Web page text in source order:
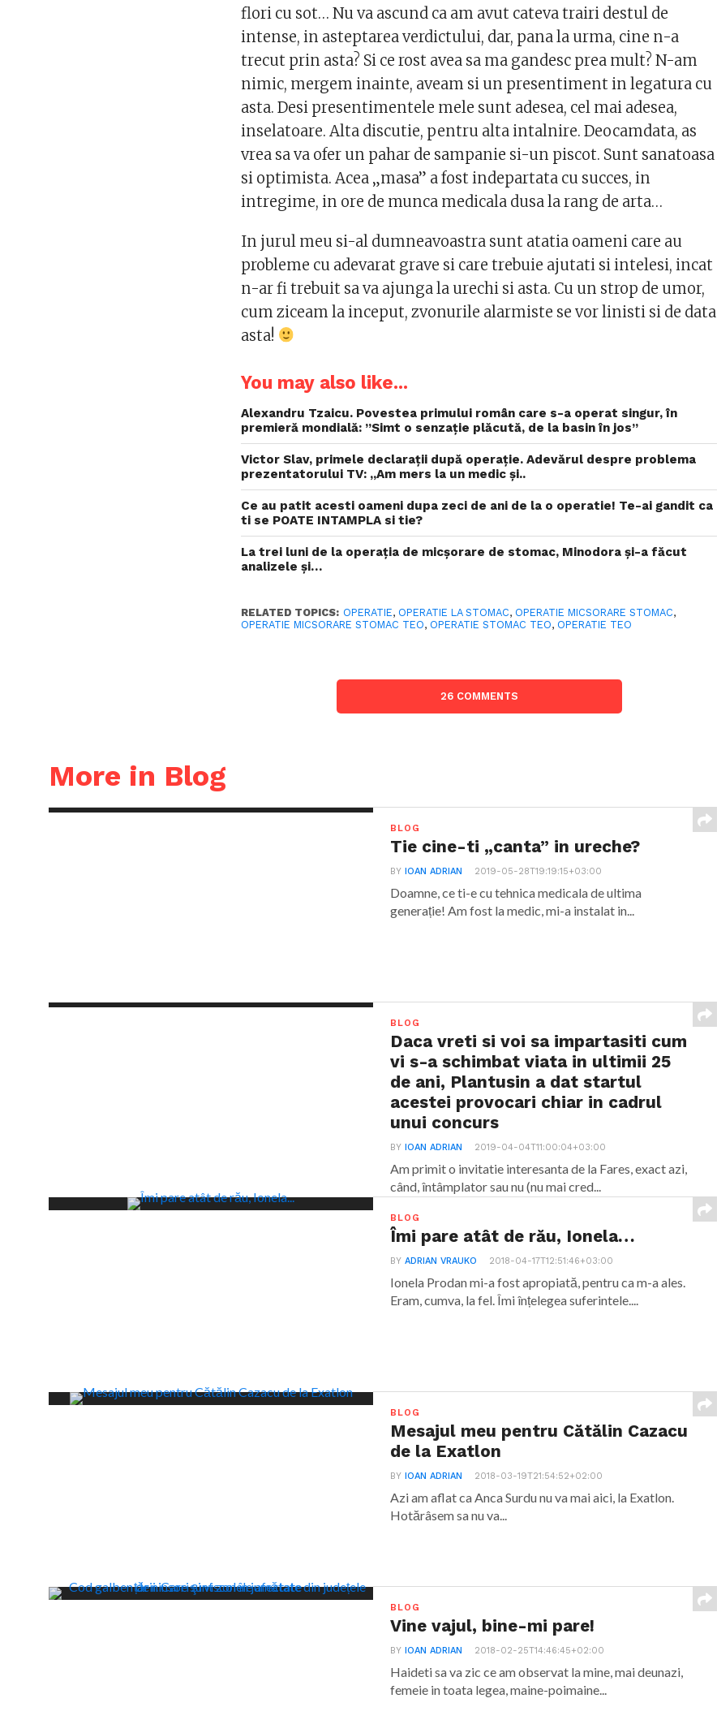
flori cu sot… Nu va ascund ca am avut cateva trairi destul de
intense, in asteptarea verdictului, dar, pana la urma, cine n-a
trecut prin asta? Si ce rost avea sa ma gandesc prea mult? N-am
nimic, mergem inainte, aveam si un presentiment in legatura cu
asta. Desi presentimentele mele sunt adesea, cel mai adesea,
inselatoare. Alta discutie, pentru alta intalnire. Deocamdata, as
vrea sa va ofer un pahar de sampanie si-un piscot. Sunt sanatoasa
si optimista. Acea „masa” a fost indepartata cu succes, in
intregime, in ore de munca medicala dusa la rang de arta…
In jurul meu si-al dumneavoastra sunt atatia oameni care au
probleme cu adevarat grave si care trebuie ajutati si intelesi, incat
n-ar fi trebuit sa va ajunga la urechi si asta. Cu un strop de umor,
cum ziceam la inceput, zvonurile alarmiste se vor linisti si de data
asta!
You may also like...
Alexandru Tzaicu. Povestea primului român care s-a operat singur, în
premieră mondială: ”Simt o senzație plăcută, de la basin în jos”
Victor Slav, primele declarații după operație. Adevărul despre problema
prezentatorului TV: „Am mers la un medic și..
Ce au patit acesti oameni dupa zeci de ani de la o operatie! Te-ai gandit ca
ti se POATE INTAMPLA si tie?
La trei luni de la operația de micșorare de stomac, Minodora și-a făcut
analizele și…
RELATED TOPICS: OPERATIE, OPERATIE LA STOMAC, OPERATIE MICSORARE STOMAC,
OPERATIE MICSORARE STOMAC TEO, OPERATIE STOMAC TEO, OPERATIE TEO
26 COMMENTS
More in Blog
BLOG
Tie cine-ti „canta” in ureche?
BYIOAN ADRIAN 2019-05-28T19:19:15+03:00
Doamne, ce ti-e cu tehnica medicala de ultima
generație! Am fost la medic, mi-a instalat in...
BLOG
Daca vreti si voi sa impartasiti cum
vi s-a schimbat viata in ultimii 25
de ani, Plantusin a dat startul
acestei provocari chiar in cadrul
unui concurs
BYIOAN ADRIAN 2019-04-04T11:00:04+03:00
Am primit o invitatie interesanta de la Fares, exact azi,
când, întâmplator sau nu (nu mai cred...
BLOG
Îmi pare atât de rău, Ionela…
BYADRIAN VRAUKO 2018-04-17T12:51:46+03:00
Ionela Prodan mi-a fost apropiată, pentru ca m-a ales.
Eram, cumva, la fel. Îmi înțelegea suferintele....
BLOG
Mesajul meu pentru Cătălin Cazacu
de la Exatlon
BYIOAN ADRIAN 2018-03-19T21:54:52+02:00
Azi am aflat ca Anca Surdu nu va mai aici, la Exatlon.
Hotărâsem sa nu va...
BLOG
Vine vajul, bine-mi pare!
BYIOAN ADRIAN 2018-02-25T14:46:45+02:00
Haideti sa va zic ce am observat la mine, mai deunazi,
femeie in toata legea, maine-poimaine...